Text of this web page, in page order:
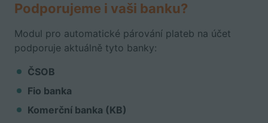
Podporujeme i vaši banku?
Modul pro automatické párování plateb na účet
podporuje aktuálně tyto banky:
ČSOB
Fio banka
Komerční banka (KB)